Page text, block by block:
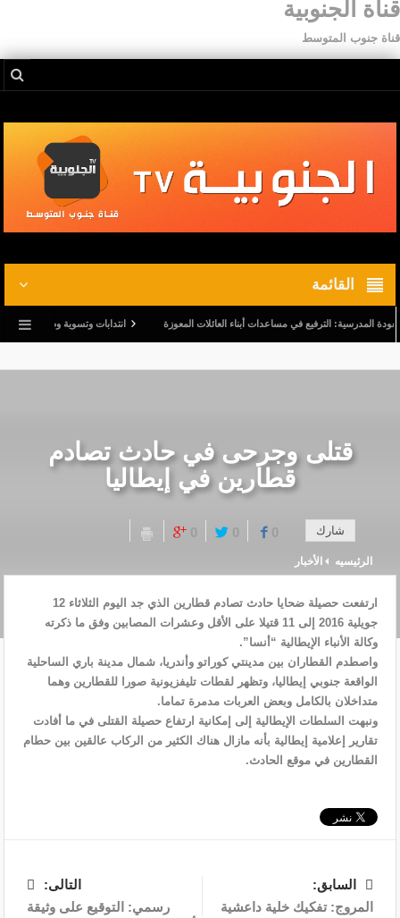
قناة الجنوبية
قناة جنوب المتوسط
القائمة
الترفيع في مساعدات أبناء العائلات المعوزة انتدابات وتسوية وضعيات.. وترفيع في
قتلى وجرحى في حادث تصادم
قطارين في إيطاليا
شارك 0
0
0
الرئيسيه الأخبار
ارتفعت حصيلة ضحايا حادث تصادم قطارين الذي جد اليوم الثلاثاء 12
جويلية 2016 إلى 11 قتيلا على الأقل وعشرات المصابين وفق ما ذكرته
وكالة الأنباء الإيطالية “أنسا”.
واصطدم القطاران بين مدينتي كوراتو وأندريا، شمال مدينة باري الساحلية
الواقعة جنوبي إيطاليا، وتظهر لقطات تليفزيونية صورا للقطارين وهما
متداخلان بالكامل وبعض العربات مدمرة تماما.
ونبهت السلطات الإيطالية إلى إمكانية ارتفاع حصيلة القتلى في ما أفادت
تقارير إعلامية إيطالية بأنه مازال هناك الكثير من الركاب عالقين بين حطام
القطارين في موقع الحادث.
السابق:
المروج: تفكيك خلية داعشية
التالى:
رسمي: التوقيع على وثيقة